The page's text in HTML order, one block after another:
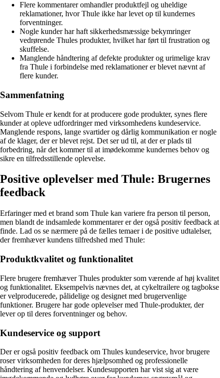
Flere kommentarer omhandler produktfejl og uheldige
reklamationer, hvor Thule ikke har levet op til kundernes
forventninger.
Nogle kunder har haft sikkerhedsmæssige bekymringer
vedrørende Thules produkter, hvilket har ført til frustration og
skuffelse.
Manglende håndtering af defekte produkter og urimelige krav
fra Thule i forbindelse med reklamationer er blevet nævnt af
flere kunder.
Sammenfatning
Selvom Thule er kendt for at producere gode produkter, synes flere
kunder at opleve udfordringer med virksomhedens kundeservice.
Manglende respons, lange svartider og dårlig kommunikation er nogle
af de klager, der er blevet rejst. Det ser ud til, at der er plads til
forbedring, når det kommer til at imødekomme kundernes behov og
sikre en tilfredsstillende oplevelse.
Positive oplevelser med Thule: Brugernes
feedback
Erfaringer med et brand som Thule kan variere fra person til person,
men blandt de indsamlede kommentarer er der også positiv feedback at
finde. Lad os se nærmere på de fælles temaer i de positive udtalelser,
der fremhæver kundens tilfredshed med Thule:
Produktkvalitet og funktionalitet
Flere brugere fremhæver Thules produkter som værende af høj kvalitet
og funktionalitet. Eksempelvis nævnes det, at cykeltrailere og tagbokse
er velproducerede, pålidelige og designet med brugervenlige
funktioner. Brugere har gode oplevelser med Thule-produkter, der
lever op til deres forventninger og behov.
Kundeservice og support
Der er også positiv feedback om Thules kundeservice, hvor brugere
roser virksomheden for deres hjælpsomhed og professionelle
håndtering af henvendelser. Kundesupporten har vist sig at være